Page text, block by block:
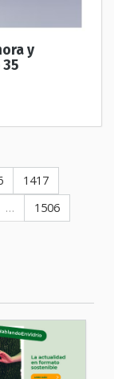
y
1417
…
1506